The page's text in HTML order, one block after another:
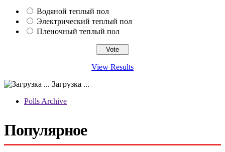
Водяной теплый пол
Электрический теплый пол
Пленочный теплый пол
View Results
Загрузка ...
Polls Archive
Популярное